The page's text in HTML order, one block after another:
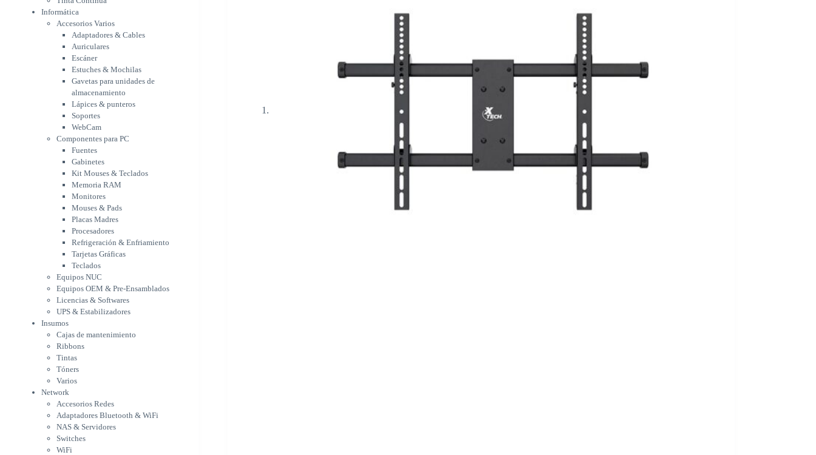
Lápices & punteros
Soportes
WebCam
Componentes para PC
Fuentes
Gabinetes
Kit Mouses & Teclados
Memoria RAM
Monitores
Mouses & Pads
Placas Madres
Procesadores
Refrigeración &
Enfriamiento
Tarjetas Gráficas
Teclados
Equipos NUC
Equipos OEM & Pre-
Ensamblados
Licencias & Softwares
UPS & Estabilizadores
Insumos
Cajas de mantenimiento
Ribbons
Tintas
Tóners
Varios
Network
Accesorios Redes
Adaptadores Bluetooth &
WiFi
NAS & Servidores
Switches
WiFi
Notebooks & Portátiles
Cargador para notebook
Cooling Pad
Informática
Accesorios Varios
Adaptadores & Cables
Auriculares
Escáner
Estuches & Mochilas
Gavetas para unidades de
almacenamiento
Lápices & punteros
Soportes
WebCam
Componentes para PC
Fuentes
Gabinetes
Kit Mouses & Teclados
Memoria RAM
Monitores
Mouses & Pads
Placas Madres
Procesadores
Refrigeración & Enfriamiento
Tarjetas Gráficas
Teclados
Equipos NUC
Equipos OEM & Pre-Ensamblados
Licencias & Softwares
UPS & Estabilizadores
Insumos
Cajas de mantenimiento
Ribbons
Tintas
Tóners
Varios
Network
Accesorios Redes
Adaptadores Bluetooth & WiFi
NAS & Servidores
Switches
WiFi